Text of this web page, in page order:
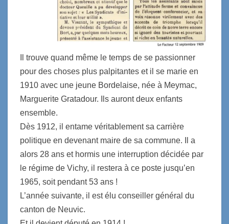
Il trouve quand même le temps de se passionner
pour des choses plus palpitantes et il se marie en
1910 avec une jeune Bordelaise, née à Meymac,
Marguerite Gratadour. Ils auront deux enfants
ensemble.
Dès 1912, il entame véritablement sa carrière
politique en devenant maire de sa commune. Il a
alors 28 ans et hormis une interruption décidée par
le régime de Vichy, il restera à ce poste jusqu’en
1965, soit pendant 53 ans !
L’année suivante, il est élu conseiller général du
canton de Neuvic.